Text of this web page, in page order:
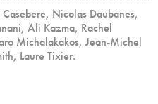
Nicolas Daubanes,
Ali Kazma, Rachel
Michalakakos, Jean-Michel
Laure Tixier.